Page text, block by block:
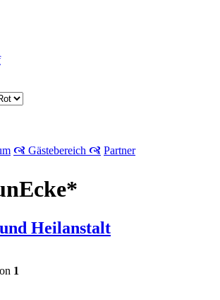
🙧 Gästebereich 🙧 Partner
Heilanstalt
1